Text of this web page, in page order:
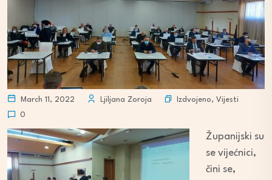
March 11, 2022 Ljiljana Zoroja Izdvojeno, Vijesti
0
Županijski su
se vijećnici,
čini se,